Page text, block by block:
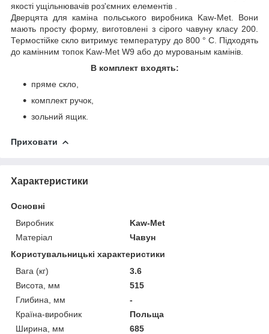
якості ущільнювачів роз'ємних елементів .
Дверцята для каміна польського виробника Kaw-Met. Вони
мають просту форму, виготовлені з сірого чавуну класу 200.
Термостійке скло витримує температуру до 800 ° С. Підходять
до камінним топок Kaw-Met W9 або до мурованым камінів.
В комплект входять:
пряме скло,
комплект ручок,
зольний ящик.
Приховати
Характеристики
Основні
Виробник
Kaw-Met
Матеріал
Чавун
Користувальницькі характеристики
Вага (кг)
3.6
Висота, мм
515
Глибина, мм
-
Країна-виробник
Польща
Ширина, мм
685